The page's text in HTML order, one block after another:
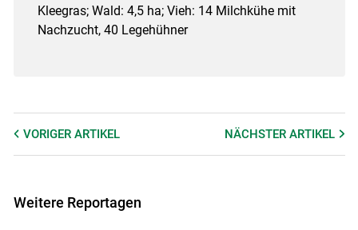
Kleegras; Wald: 4,5 ha; Vieh: 14 Milchkühe mit
Nachzucht, 40 Legehühner
VORIGER ARTIKEL NÄCHSTERARTIKEL
Weitere Reportagen